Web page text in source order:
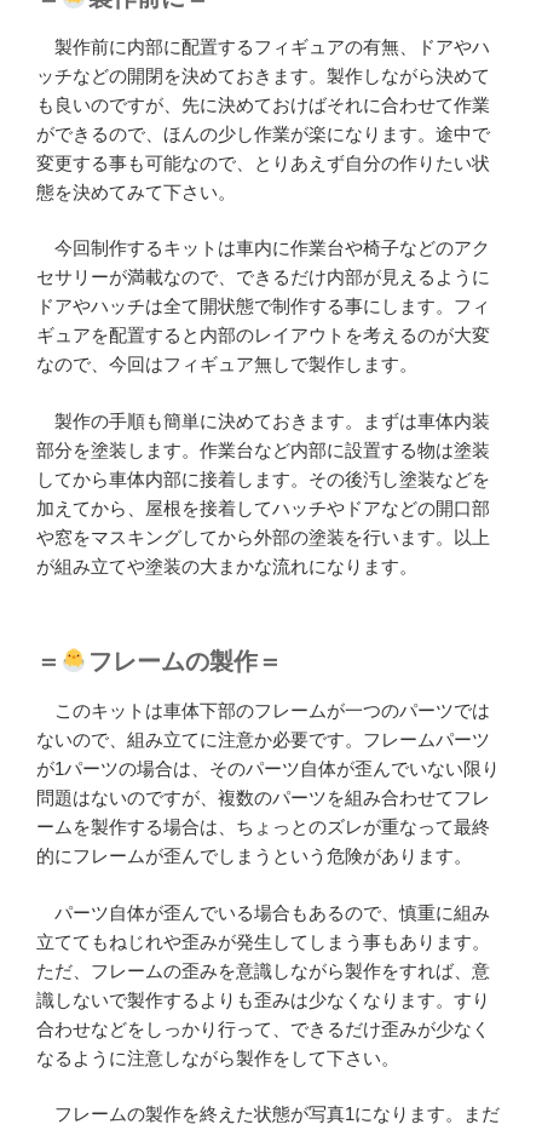
製作前に内部に配置するフィギュアの有無、ドアやハ
ッチなどの開閉を決めておきます。製作しながら決めて
も良いのですが、先に決めておけばそれに合わせて作業
ができるので、ほんの少し作業が楽になります。途中で
変更する事も可能なので、とりあえず自分の作りたい状
態を決めてみて下さい。
今回制作するキットは車内に作業台や椅子などのアク
セサリーが満載なので、できるだけ内部が見えるように
ドアやハッチは全て開状態で制作する事にします。フィ
ギュアを配置すると内部のレイアウトを考えるのが大変
なので、今回はフィギュア無しで製作します。
製作の手順も簡単に決めておきます。まずは車体内装
部分を塗装します。作業台など内部に設置する物は塗装
してから車体内部に接着します。その後汚し塗装などを
加えてから、屋根を接着してハッチやドアなどの開口部
や窓をマスキングしてから外部の塗装を行います。以上
が組み立てや塗装の大まかな流れになります。
＝ フレームの製作＝
このキットは車体下部のフレームが一つのパーツでは
ないので、組み立てに注意か必要です。フレームパーツ
が1パーツの場合は、そのパーツ自体が歪んでいない限り
問題はないのですが、複数のパーツを組み合わせてフレ
ームを製作する場合は、ちょっとのズレが重なって最終
的にフレームが歪んでしまうという危険があります。
パーツ自体が歪んでいる場合もあるので、慎重に組み
立ててもねじれや歪みが発生してしまう事もあります。
ただ、フレームの歪みを意識しながら製作をすれば、意
識しないで製作するよりも歪みは少なくなります。すり
合わせなどをしっかり行って、できるだけ歪みが少なく
なるように注意しながら製作をして下さい。
フレームの製作を終えた状態が写真1になります。まだ